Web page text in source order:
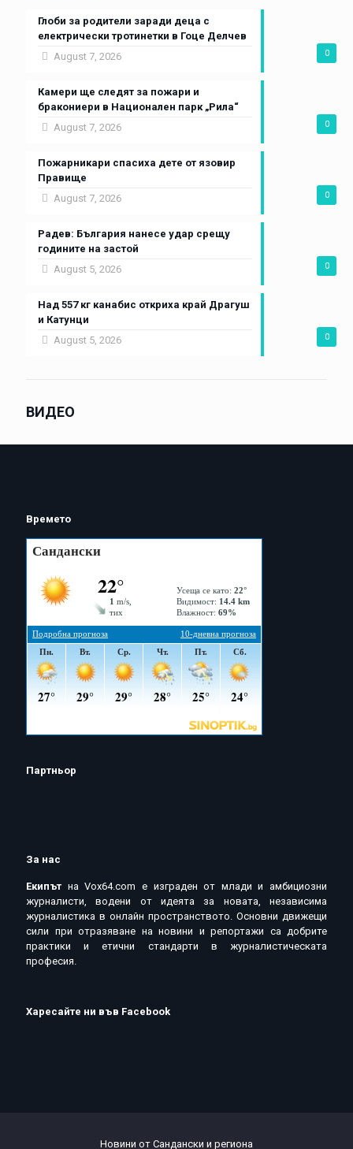
0
Глоби за родители заради деца с
електрически тротинетки в Гоце Делчев
August 7, 2026
0
Камери ще следят за пожари и
бракониери в Национален парк „Рила“
August 7, 2026
0
Пожарникари спасиха дете от язовир
Правище
August 7, 2026
0
Радев: България нанесе удар срещу
годините на застой
August 5, 2026
0
Над 557 кг канабис откриха край Драгуш
и Катунци
August 5, 2026
ВИДЕО
Времето
Партньор
За нас
Екипът на Vox64.com e изграден от млади и амбициозни
журналисти, водени от идеята за новата, независима
журналистика в онлайн пространството. Основни движещи
сили при отразяване на новини и репортажи са добрите
практики и етични стандарти в журналистическата
професия.
Харесайте ни във Facebook
Новини от Сандански и региона